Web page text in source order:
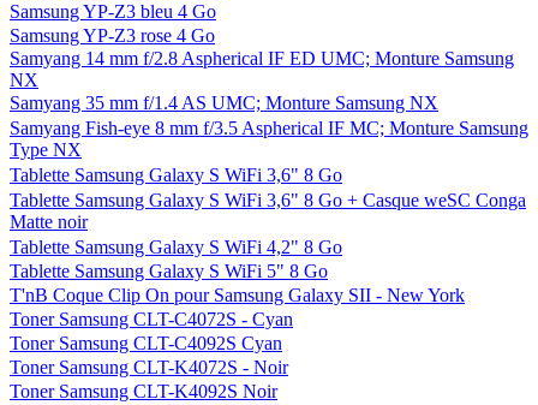
Samsung YP-Z3 bleu 4 Go
Samsung YP-Z3 rose 4 Go
Samyang 14 mm f/2.8 Aspherical IF ED UMC; Monture Samsung
NX
Samyang 35 mm f/1.4 AS UMC; Monture Samsung NX
Samyang Fish-eye 8 mm f/3.5 Aspherical IF MC; Monture Samsung
Type NX
Tablette Samsung Galaxy S WiFi 3,6" 8 Go
Tablette Samsung Galaxy S WiFi 3,6" 8 Go + Casque weSC Conga
Matte noir
Tablette Samsung Galaxy S WiFi 4,2" 8 Go
Tablette Samsung Galaxy S WiFi 5" 8 Go
T'nB Coque Clip On pour Samsung Galaxy SII - New York
Toner Samsung CLT-C4072S - Cyan
Toner Samsung CLT-C4092S Cyan
Toner Samsung CLT-K4072S - Noir
Toner Samsung CLT-K4092S Noir